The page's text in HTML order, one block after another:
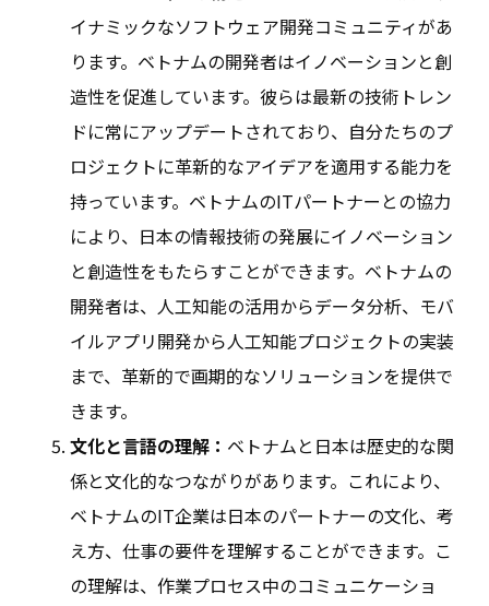
イナミックなソフトウェア開発コミュニティがあ
ります。ベトナムの開発者はイノベーションと創
造性を促進しています。彼らは最新の技術トレン
ドに常にアップデートされており、自分たちのプ
ロジェクトに革新的なアイデアを適用する能力を
持っています。ベトナムのITパートナーとの協力
により、日本の情報技術の発展にイノベーション
と創造性をもたらすことができます。ベトナムの
開発者は、人工知能の活用からデータ分析、モバ
イルアプリ開発から人工知能プロジェクトの実装
まで、革新的で画期的なソリューションを提供で
きます。
文化と言語の理解： ベトナムと日本は歴史的な関
係と文化的なつながりがあります。これにより、
ベトナムのIT企業は日本のパートナーの文化、考
え方、仕事の要件を理解することができます。こ
の理解は、作業プロセス中のコミュニケーショ